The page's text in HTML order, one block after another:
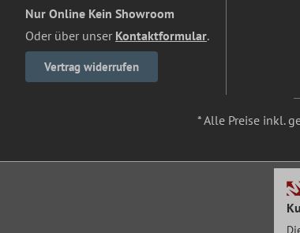
Nur Online Kein Showroom
Oder über unser Kontaktformular.
Vertrag widerrufen
* Alle Preise inkl.